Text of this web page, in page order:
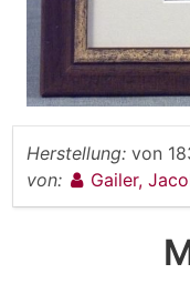
Herstellung: von
von:
Gailer,